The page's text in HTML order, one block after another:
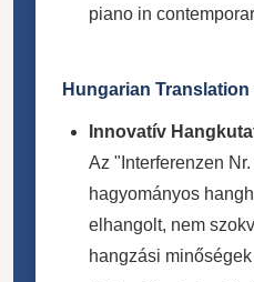
piano in
Hungarian
Innovatív
Az "Interferenzen
hagyományos
elhangolt, nem
hangzási